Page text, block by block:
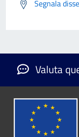
Segnala
Valuta